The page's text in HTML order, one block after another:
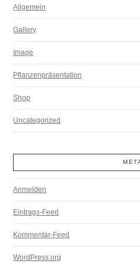
Allgemein
Gallery
Image
Pflanzenpräsentation
Shop
Uncategorized
Anmelden
Eintrags-Feed
Kommentar-Feed
WordPress.org